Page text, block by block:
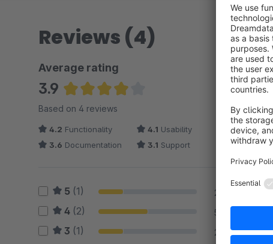
Reviews (4)
Average rating
3.9
Average rating of 3.88 out of 5 stars
Based on 4 reviews
4.2 Functionality 4.1 Usability
3.6 Documentation 3.1 Support
5 (1) 25 %
4 (2) 50 %
3 (1) 25 %